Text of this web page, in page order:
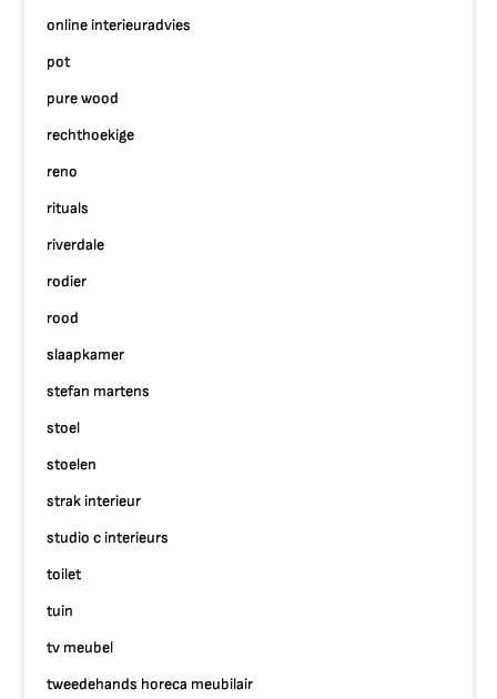
online interieuradvies
pot
pure wood
rechthoekige
reno
rituals
riverdale
rodier
rood
slaapkamer
stefan martens
stoel
stoelen
strak interieur
studio c interieurs
toilet
tuin
tv meubel
tweedehands horeca meubilair